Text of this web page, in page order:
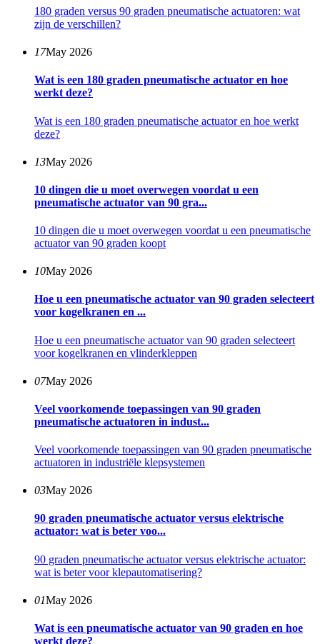
180 graden versus 90 graden pneumatische actuatoren: wat
zijn de verschillen?
17May 2026
Wat is een 180 graden pneumatische actuator en hoe
werkt deze?
Wat is een 180 graden pneumatische actuator en hoe werkt
deze?
13May 2026
10 dingen die u moet overwegen voordat u een
pneumatische actuator van 90 gra...
10 dingen die u moet overwegen voordat u een pneumatische
actuator van 90 graden koopt
10May 2026
Hoe u een pneumatische actuator van 90 graden selecteert
voor kogelkranen en ...
Hoe u een pneumatische actuator van 90 graden selecteert
voor kogelkranen en vlinderkleppen
07May 2026
Veel voorkomende toepassingen van 90 graden
pneumatische actuatoren in indust...
Veel voorkomende toepassingen van 90 graden pneumatische
actuatoren in industriële klepsystemen
03May 2026
90 graden pneumatische actuator versus elektrische
actuator: wat is beter voo...
90 graden pneumatische actuator versus elektrische actuator:
wat is beter voor klepautomatisering?
01May 2026
Wat is een pneumatische actuator van 90 graden en hoe
werkt deze?